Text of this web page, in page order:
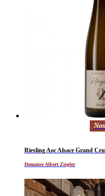
Riesling Aoc Alsace Grand
Domaine Albert Ziegler